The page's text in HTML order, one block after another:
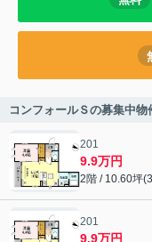
コンフォールＳの募集中物
201
9.9万円
2階 / 10.60坪
201
9.9万円